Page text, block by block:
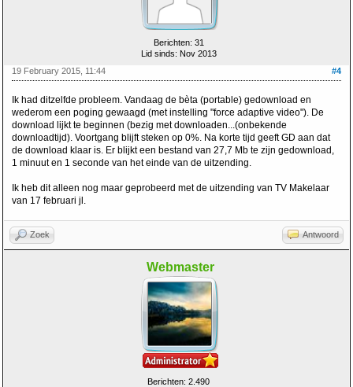
Berichten: 31
Lid sinds: Nov 2013
#4
19 February 2015, 11:44
Ik had ditzelfde probleem. Vandaag de bèta (portable) gedownload en
wederom een poging gewaagd (met instelling "force adaptive video"). De
download lijkt te beginnen (bezig met downloaden...(onbekende
downloadtijd). Voortgang blijft steken op 0%. Na korte tijd geeft GD aan dat
de download klaar is. Er blijkt een bestand van 27,7 Mb te zijn gedownload,
1 minuut en 1 seconde van het einde van de uitzending.
Ik heb dit alleen nog maar geprobeerd met de uitzending van TV Makelaar
van 17 februari jl.
Zoek Antwoord
Webmaster
Berichten: 2.490